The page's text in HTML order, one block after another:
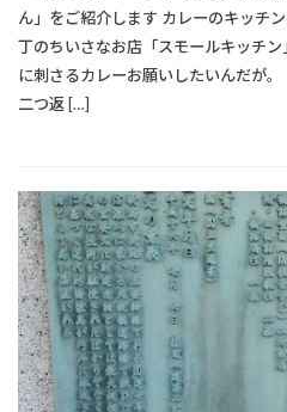
ん」をご紹介します カレーのキッチ
丁のちいさなお店「スモールキッチ
に刺さるカレーお願いしたいんだが。
二つ返 […]